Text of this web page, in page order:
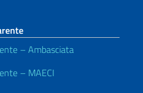
– Ambasciata
– MAECI